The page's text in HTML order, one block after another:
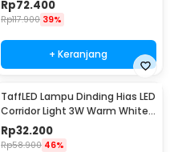
Rp72.400
Rp117.900 39%
+ Keranjang
TaffLED Lampu Dinding Hias LED
Corridor Light 3W Warm White
3000K - F0011
Rp32.200
Rp58.900 46%